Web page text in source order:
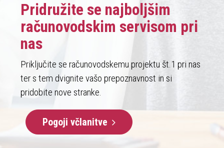
Pridružite se najboljšim
računovodskim servisom pri
nas
Priključite se računovodskemu projektu št.1 pri nas
ter s tem dvignite vašo prepoznavnost in si
pridobite nove stranke.
Pogoji včlanitve